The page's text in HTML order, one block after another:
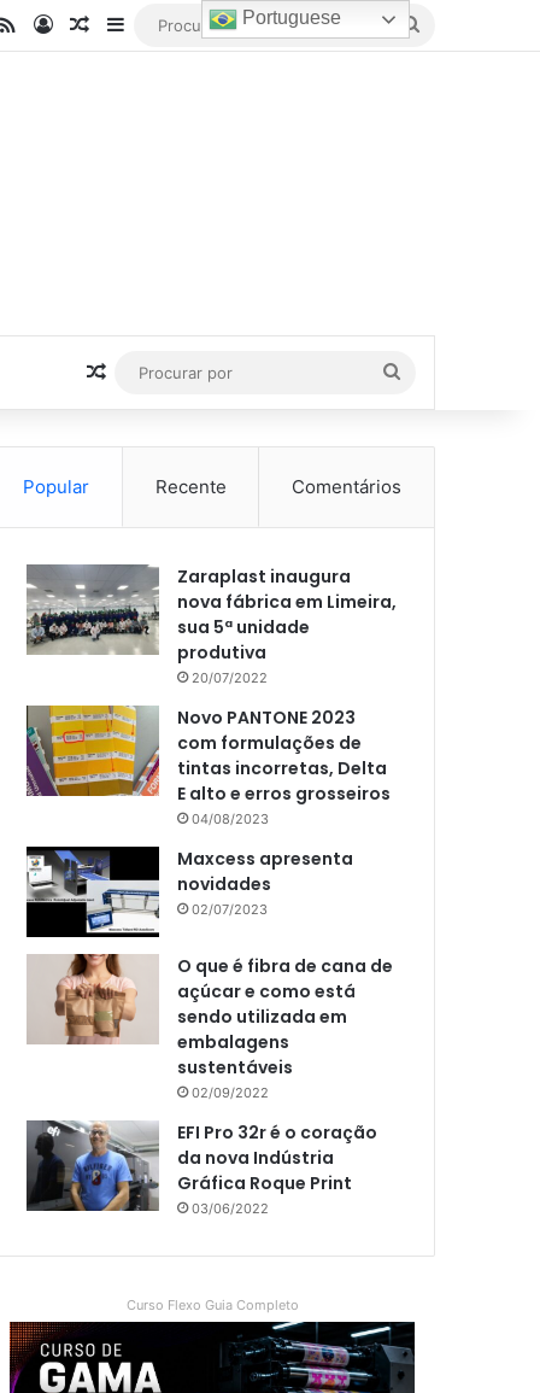
RSSEntrarArtigo aleatório
Barra Lateral
Artigo aleatório
por
Popular Recente Comentários
Zaraplast inaugura
nova fábrica em Limeira,
sua 5ª unidade
produtiva
20/07/2022
Novo PANTONE 2023
com formulações de
tintas incorretas, Delta
E alto e erros grosseiros
04/08/2023
Maxcess apresenta
novidades
02/07/2023
O que é fibra de cana de
açúcar e como está
sendo utilizada em
embalagens
sustentáveis
02/09/2022
EFI Pro 32r é o coração
da nova Indústria
Gráfica Roque Print
03/06/2022
Curso Flexo Guia Completo
Portuguese